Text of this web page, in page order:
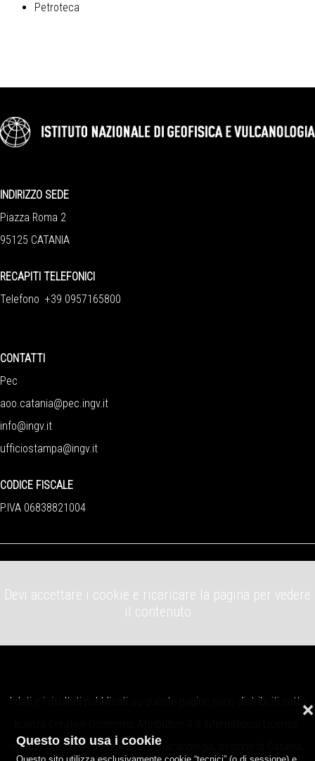
Questo sito usa i cookie
❌
Petroteca
INDIRIZZO SEDE
Piazza Roma 2
95125 CATANIA
RECAPITI TELEFONICI
Telefono +39 0957165800
CONTATTI
Pec
aoo.catania@pec.ingv.it
info@ingv.it
ufficiostampa@ingv.it
CODICE FISCALE
P.IVA 06838821004
Devi accettare i cookie e ricaricare la pagina per vedere
il contenuto
I dati e i risultati pubblicati su queste pagine sono distribuiti sotto
Istituto Nazionale di Geofisica e Vulcanologia, sezione di Catania,